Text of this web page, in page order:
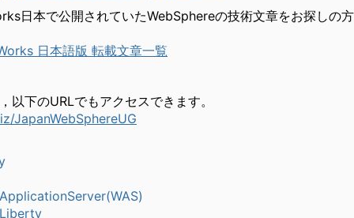
日本で公開されていたWebSphereの技術文章をお探しの
日本語版 転載文章一覧
以下のURLでもアクセスできます。
JapanWebSphereUG